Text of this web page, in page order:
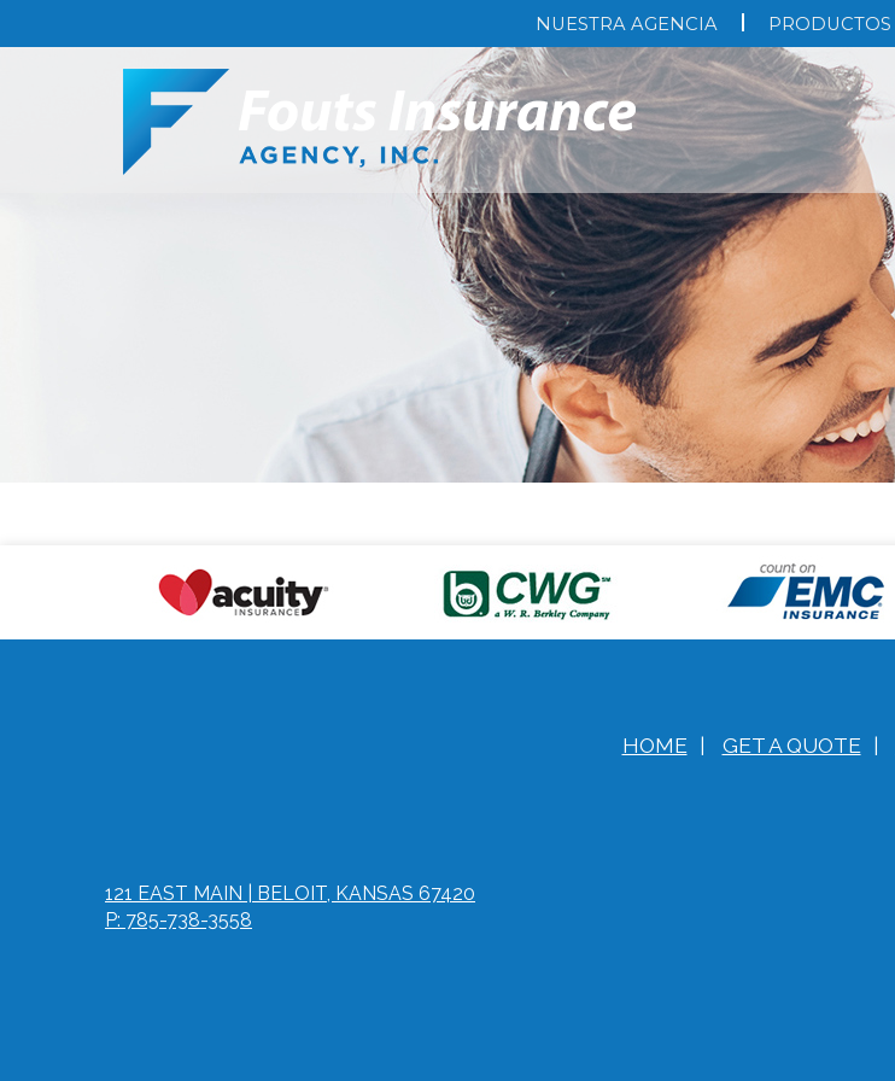
NUESTRA AGENCIA PRODUCTOS
HOME | GET A QUOTE |
121 EAST MAIN | BELOIT, KANSAS 67420
P: 785-738-3558